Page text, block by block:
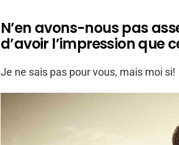
N’en avons-nous pas
d’avoir l’impression que
Je ne sais pas pour vous, mais moi si!